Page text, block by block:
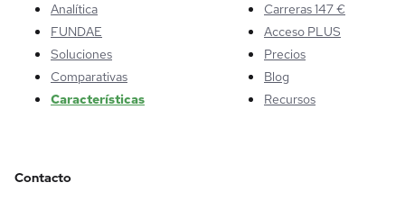
Analítica
FUNDAE
Soluciones
Comparativas
Características
Carreras 147 €
Acceso PLUS
Precios
Blog
Recursos
Contacto